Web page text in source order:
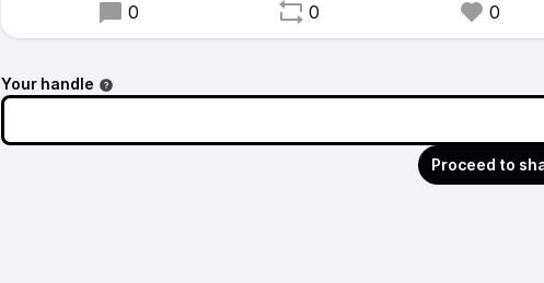
0 0 0
Your handle
Proceed to